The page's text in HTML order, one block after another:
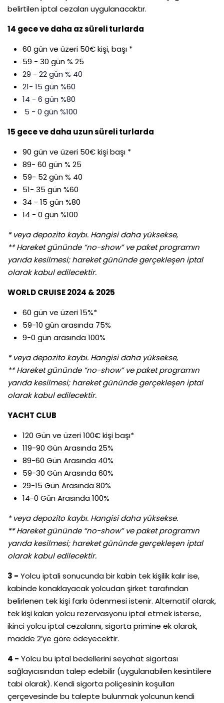
belirtilen iptal cezaları uygulanacaktır.
14 gece ve daha az süreli turlarda
60 gün ve üzeri 50€ kişi, başı *
59 - 30 gün % 25
29 - 22 gün % 40
21- 15 gün %60
14 - 6 gün %80
5 - 0 gün %100
15 gece ve daha uzun süreli turlarda
90 gün ve üzeri 50€ kişi başı *
89- 60 gün % 25
59- 52 gün % 40
51- 35 gün %60
34 - 15 gün %80
14 - 0 gün %100
* veya depozito kaybı. Hangisi daha yüksekse,
** Hareket gününde “no-show” ve paket programın
yarıda kesilmesi; hareket gününde gerçekleşen iptal
olarak kabul edilecektir.
WORLD CRUISE 2024 & 2025
60 gün ve üzeri 15%*
59-10 gün arasında 75%
9-0 gün arasında 100%
* veya depozito kaybı. Hangisi daha yüksekse,
** Hareket gününde “no-show” ve paket programın
yarıda kesilmesi; hareket gününde gerçekleşen iptal
olarak kabul edilecektir.
YACHT CLUB
120 Gün ve üzeri 100€ kişi başı*
119-90 Gün Arasında 25%
89-60 Gün Arasında 40%
59-30 Gün Arasında 60%
29-15 Gün Arasında 80%
14-0 Gün Arasında 100%
* veya depozito kaybı. Hangisi daha yüksekse.
** Hareket gününde “no-show” ve paket programın
yarıda kesilmesi; hareket gününde gerçekleşen iptal
olarak kabul edilecektir.
3 - Yolcu iptali sonucunda bir kabin tek kişilik kalır ise,
kabinde konaklayacak yolcudan şirket tarafından
belirlenen tek kişi farkı ödenmesi istenir. Alternatif olarak,
tek kişi kalan yolcu rezervasyonu iptal etmek isterse,
ikinci yolcu iptal cezalarını, sigorta primine ek olarak,
madde 2’ye göre ödeyecektir.
4 - Yolcu bu iptal bedellerini seyahat sigortası
sağlayıcısından talep edebilir (uygulanabilen kesintilere
tabi olarak). Kendi sigorta poliçesinin koşulları
çerçevesinde bu talepte bulunmak yolcunun kendi